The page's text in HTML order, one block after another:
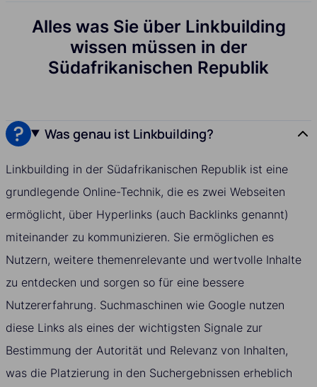
Alles was Sie über Linkbuilding
wissen müssen in der
Südafrikanischen Republik
Was genau ist Linkbuilding?
Linkbuilding in der Südafrikanischen Republik ist eine
grundlegende Online-Technik, die es zwei Webseiten
ermöglicht, über Hyperlinks (auch Backlinks genannt)
miteinander zu kommunizieren. Sie ermöglichen es
Nutzern, weitere themenrelevante und wertvolle Inhalte
zu entdecken und sorgen so für eine bessere
Nutzererfahrung. Suchmaschinen wie Google nutzen
diese Links als eines der wichtigsten Signale zur
Bestimmung der Autorität und Relevanz von Inhalten,
was die Platzierung in den Suchergebnissen erheblich